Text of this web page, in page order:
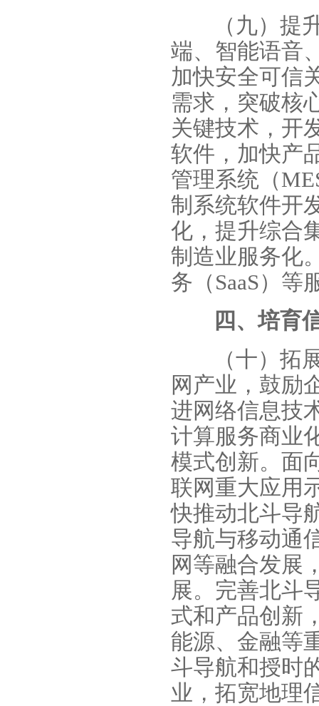
（九）提
端、智能语音
加快安全可信
需求，突破核
关键技术，开
软件，加快产
管理系统（
制系统软件开
化，提升综合
制造业服务化
务（SaaS）等
四、培育
（十）拓
网产业，鼓励
进网络信息技
计算服务商业
模式创新。面
联网重大应用
快推动北斗导
导航与移动通
网等融合发展
展。完善北斗
式和产品创新
能源、金融等
斗导航和授时
业，拓宽地理